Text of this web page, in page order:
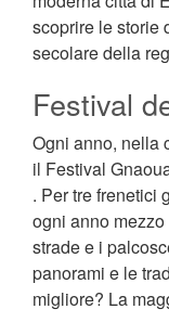
scoprire le storie
secolare della
Festival
Ogni anno, nella
il Festival
. Per tre frenetici
ogni anno
strade e i
panorami e le
migliore? La